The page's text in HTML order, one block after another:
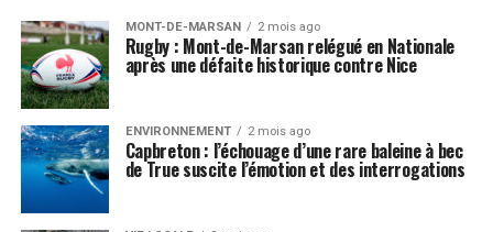
MONT-DE-MARSAN 2 mois ago
Rugby : Mont-de-Marsan relégué en Nationale
après une défaite historique contre Nice
ENVIRONNEMENT 2 mois ago
Capbreton : l’échouage d’une rare baleine à bec
de True suscite l’émotion et des interrogations